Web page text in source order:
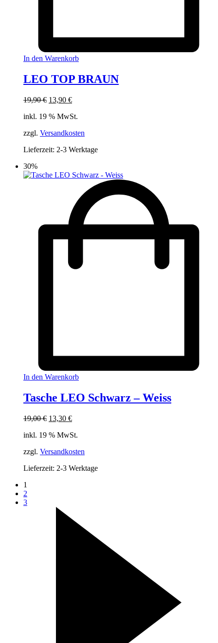
In den Warenkorb
LEO TOP BRAUN
19,90€ Ursprünglicher
war:
13,90 €Aktueller
ist:
inkl. 19 % MwSt.
zzgl. Versandkosten
Lieferzeit: 2-3 Werktage
30%
In den Warenkorb
Tasche LEO Schwarz – Weiss
19,00€ Ursprünglicher
war:
13,30 €Aktueller
ist:
inkl. 19 % MwSt.
zzgl. Versandkosten
Lieferzeit: 2-3 Werktage
1
2
3